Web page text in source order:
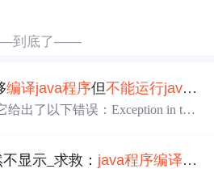
到底了——
编译java程序但不能运行java 程
给出了以下错误：Exception in thr
java:217)atjava....
显示_求救： java程序编译通